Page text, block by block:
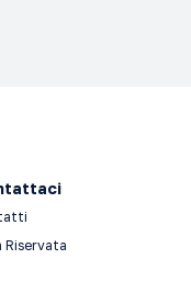
Riservata